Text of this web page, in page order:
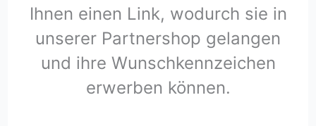
Ihnen einen Link, wodurch sie in
unserer Partnershop gelangen
und ihre Wunschkennzeichen
erwerben können.